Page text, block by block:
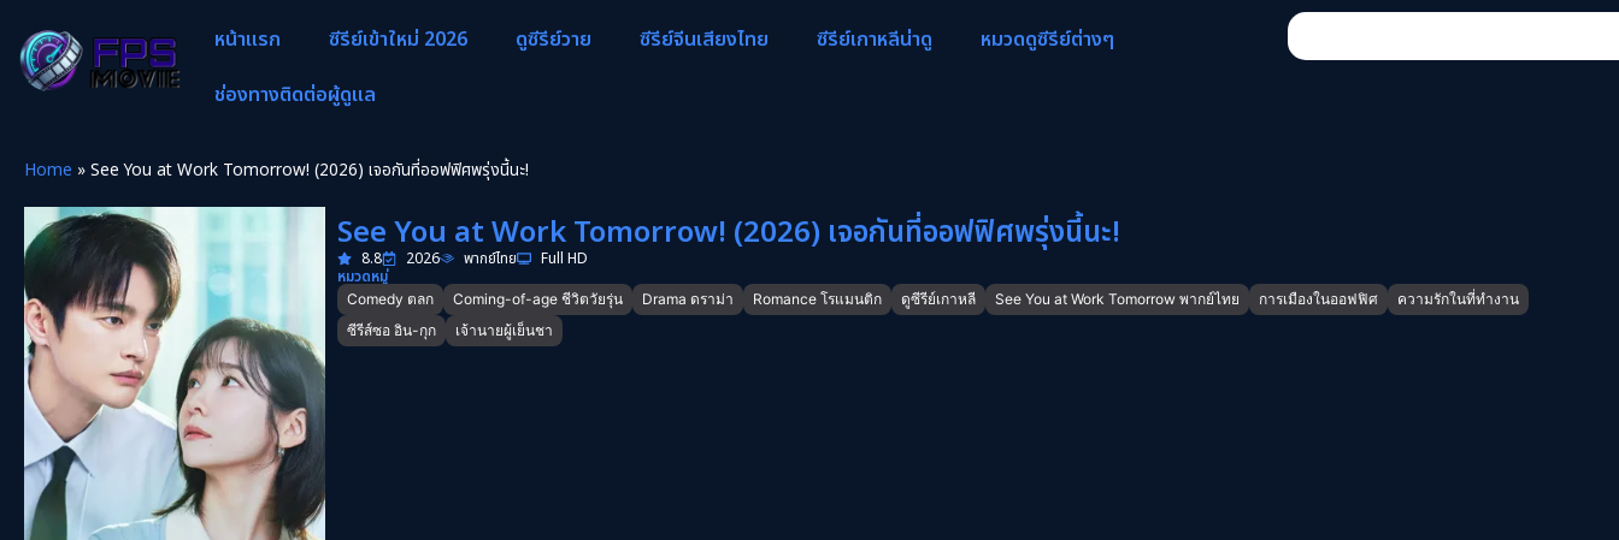
หน้าแรก ซีรีย์เข้าใหม่ 2026 ดูซีรีย์วาย ซีรีย์จีนเสียงไทย ซีรีย์เกาหลีน่าดู
หมวดดูซีรีย์ต่างๆ
ช่องทางติดต่อผู้ดูแล
Home » See You at Work Tomorrow! (2026) เจอกันที่ออฟฟิศพรุ่งนี้นะ!
See You at Work Tomorrow! (2026) เจอกันที่ออฟฟิศพรุ่งนี้นะ!
8.8 2026 พากย์ไทย
Full HD
หมวดหมู่
Comedy ตลก Coming-of-age ชีวิตวัยรุ่น Drama ดราม่า Romance โรแมนติก ดูซีรีย์เกาหลี See You at Work Tomorrow พากย์ไทย การเมืองในออฟฟิศ
ความรักในที่ทำงาน
ซีรีส์ซอ อิน-กุก
เจ้านายผู้เย็นชา